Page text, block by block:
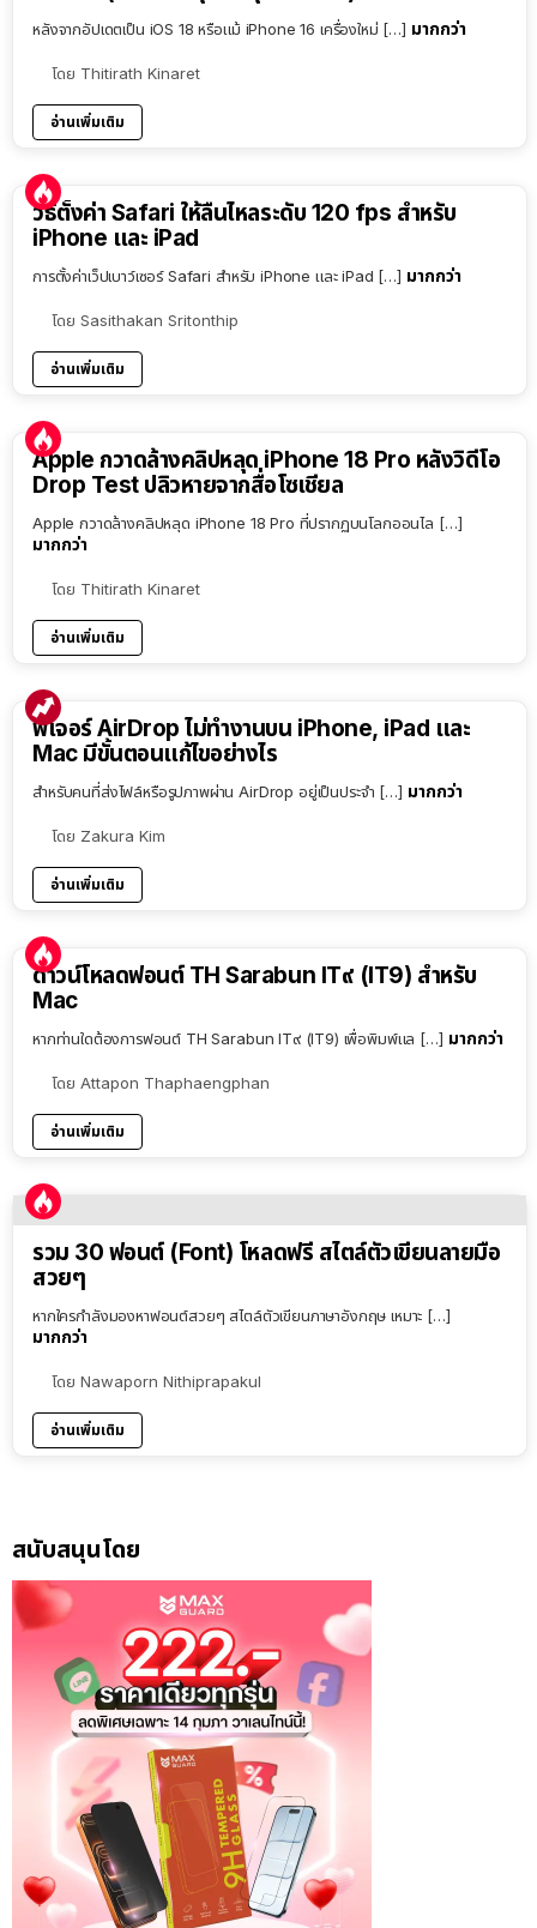
หลังจากอัปเดตเป็น iOS 18 หรือแม้ iPhone 16 เครื่องใหม่ […] มากกว่า
โดย Thitirath Kinaret
อ่านเพิ่มเติม
วิธีตั้งค่า Safari ให้ลื่นไหลระดับ 120 fps สำหรับ
iPhone และ iPad
การตั้งค่าเว็ปเบาว์เซอร์ Safari สำหรับ iPhone และ iPad […] มากกว่า
โดย Sasithakan Sritonthip
อ่านเพิ่มเติม
Apple กวาดล้างคลิปหลุด iPhone 18 Pro หลังวิดีโอ
Drop Test ปลิวหายจากสื่อโซเชียล
Apple กวาดล้างคลิปหลุด iPhone 18 Pro ที่ปรากฏบนโลกออนไล […]
มากกว่า
โดย Thitirath Kinaret
อ่านเพิ่มเติม
ฟีเจอร์ AirDrop ไม่ทำงานบน iPhone, iPad และ
Mac มีขั้นตอนแก้ไขอย่างไร
สำหรับคนที่ส่งไฟล์หรือรูปภาพผ่าน AirDrop อยู่เป็นประจำ […] มากกว่า
โดย Zakura Kim
อ่านเพิ่มเติม
ดาวน์โหลดฟอนต์ TH Sarabun IT๙ (IT9) สำหรับ
Mac
หากท่านใดต้องการฟอนต์ TH Sarabun IT๙ (IT9) เพื่อพิมพ์แล […] มากกว่า
โดย Attapon Thaphaengphan
อ่านเพิ่มเติม
รวม 30 ฟอนต์ (Font) โหลดฟรี สไตล์ตัวเขียนลายมือ
สวยๆ
หากใครกำลังมองหาฟอนต์สวยๆ สไตล์ตัวเขียนภาษาอังกฤษ เหมาะ […]
มากกว่า
โดย Nawaporn Nithiprapakul
อ่านเพิ่มเติม
สนับสนุนโดย